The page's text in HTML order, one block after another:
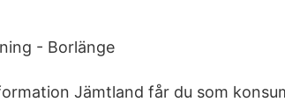
- Borlänge
Jämtland får du som